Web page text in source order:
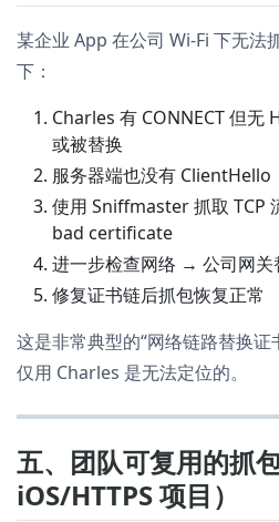
某企业 App 在公司 Wi-Fi 下无法
下：
Charles 有 CONNECT 但无
或被替换
服务器端也没有
使用 Sniffmaster 抓取 TCP
bad certificate
进一步检查网络 → 公司网关
修复证书链后抓包恢复正常
这是非常典型的“网络链路替换证
仅用 Charles 是无法定位的。
五、团队可复用的抓
iOS/HTTPS 项目）